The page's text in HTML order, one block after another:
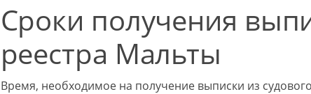
Сроки получения
реестра Мальты
Время, необходимое на получение выписки из